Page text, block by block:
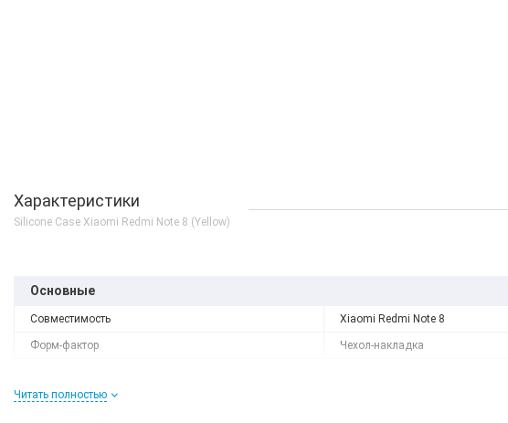
Характеристики
Silicone Case Xiaomi Redmi Note 8 (Yellow)
Основные
Совместимость Xiaomi Redmi Note 8
Форм-фактор Чехол-накладка
Читать полностью